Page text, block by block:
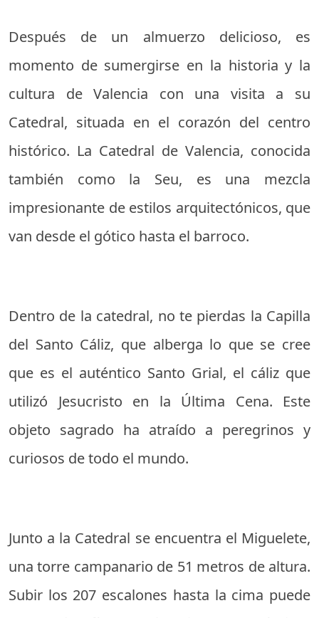
Después de un almuerzo delicioso, es
momento de sumergirse en la historia y la
cultura de Valencia con una visita a su
Catedral, situada en el corazón del centro
histórico. La Catedral de Valencia, conocida
también como la Seu, es una mezcla
impresionante de estilos arquitectónicos, que
van desde el gótico hasta el barroco.
Dentro de la catedral, no te pierdas la Capilla
del Santo Cáliz, que alberga lo que se cree
que es el auténtico Santo Grial, el cáliz que
utilizó Jesucristo en la Última Cena. Este
objeto sagrado ha atraído a peregrinos y
curiosos de todo el mundo.
Junto a la Catedral se encuentra el Miguelete,
una torre campanario de 51 metros de altura.
Subir los 207 escalones hasta la cima puede